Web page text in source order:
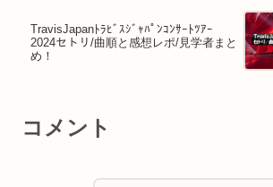
TravisJapanﾄﾗﾋﾞｽｼﾞｬﾊﾟﾝｺﾝｻｰﾄﾂｱｰ
2024セトリ/曲順と感想レポ/見学者まと
め！
コメント